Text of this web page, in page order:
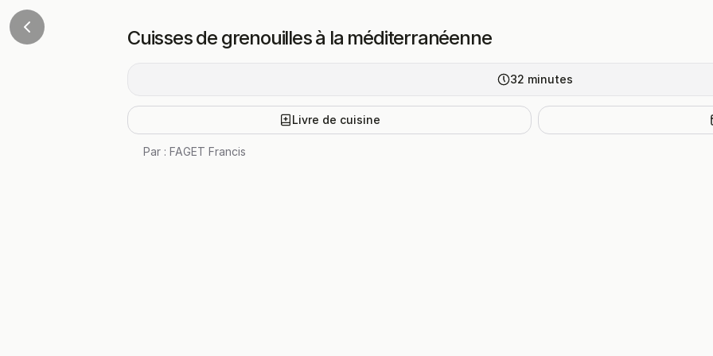
Cuisses de grenouilles à la méditerranéenne
32 minutes
Livre de cuisine
Par : FAGET Francis